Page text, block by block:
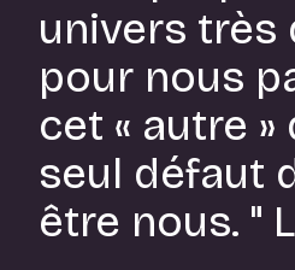
univers très
pour nous
cet « autre »
seul défaut
être nous. "